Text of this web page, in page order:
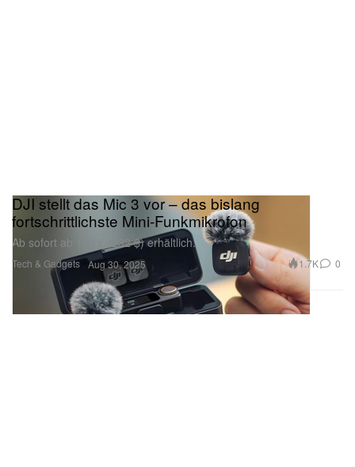
Tech & Gadgets
DJI stellt das Mic 3 vor – das bislang
fortschrittlichste Mini-Funkmikrofon
Ab sofort ab 199 € (232 $) erhältlich.
Aug 30, 2025 1.7K 0